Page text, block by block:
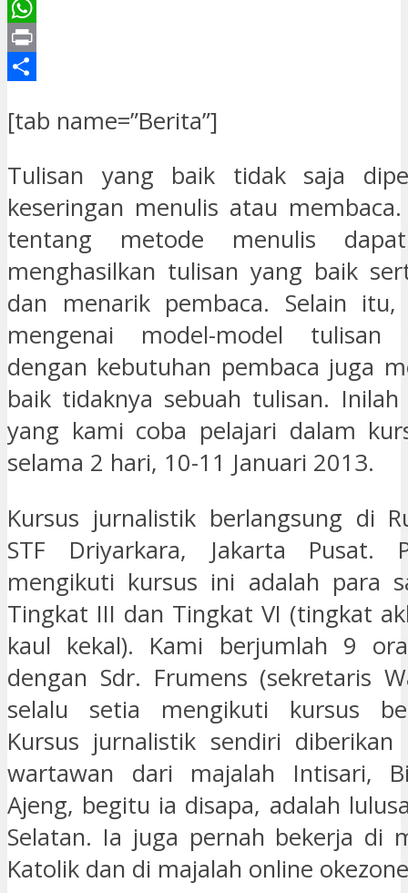
Email
WhatsApp
Print
[tab name=”Berita”]
Tulisan yang baik tidak saja
keseringan menulis atau
tentang metode menulis
menghasilkan tulisan yang baik
dan menarik pembaca. Selain itu,
mengenai model-model tulisan
dengan kebutuhan pembaca juga
baik tidaknya sebuah tulisan.
yang kami coba pelajari dalam
selama 2 hari, 10-11 Januari 2013.
Kursus jurnalistik berlangsung di
STF Driyarkara, Jakarta Pusat.
mengikuti kursus ini adalah para
Tingkat III dan Tingkat VI (tingkat
kaul kekal). Kami berjumlah 9
dengan Sdr. Frumens (sekretaris
selalu setia mengikuti kursus
Kursus jurnalistik sendiri diberikan
wartawan dari majalah Intisari,
Ajeng, begitu ia disapa, adalah
Selatan. Ia juga pernah bekerja di
Katolik dan di majalah online